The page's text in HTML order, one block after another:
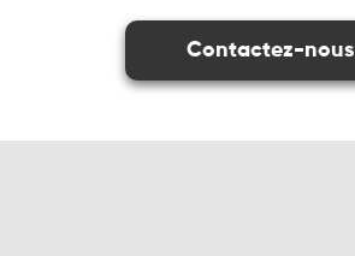
Contactez-nous